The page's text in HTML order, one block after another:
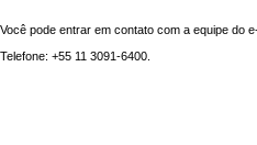
Você pode entrar em contato com a equipe do
Telefone: +55 11 3091-6400.